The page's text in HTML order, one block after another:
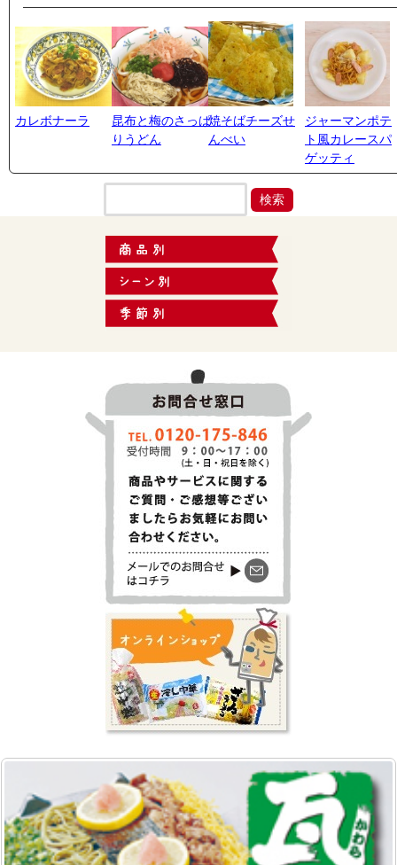
カレボナーラ
昆布と梅のさっぱ
りうどん
焼そばチーズせ
んべい
ジャーマンポテ
ト風カレースパ
ゲッティ